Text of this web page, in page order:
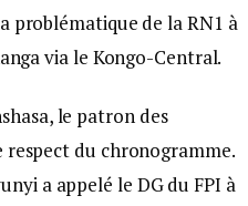
problématique de la RN1 à
via le Kongo-Central.
le patron des
du chronogramme.
a appelé le DG du FPI à